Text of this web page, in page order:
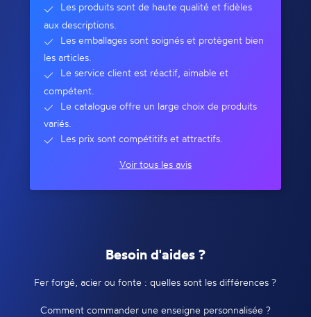
Les produits sont de haute qualité et fidèles
aux descriptions.
Les emballages sont soignés et protègent bien
les articles.
Le service client est réactif, aimable et
compétent.
Le catalogue offre un large choix de produits
variés.
Les prix sont compétitifs et attractifs.
Voir tous les avis
Besoin d'aides ?
Fer forgé, acier ou fonte : quelles sont les différences ?
Comment commander une enseigne personnalisée ?